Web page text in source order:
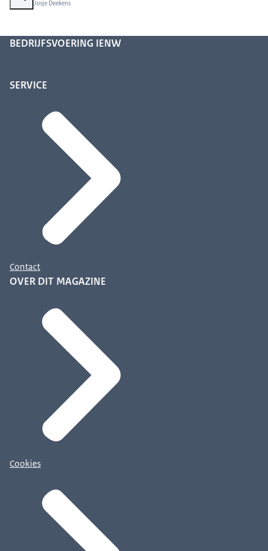
Beeld: © Josje Deekens
BEDRIJFSVOERING IENW
SERVICE
Contact
OVER DIT MAGAZINE
Cookies